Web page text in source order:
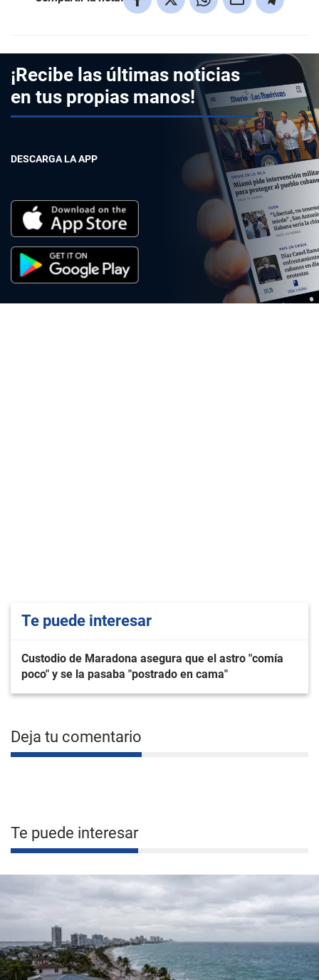
¡Recibe las últimas noticias
en tus propias manos!
DESCARGA LA APP
Te puede interesar
Custodio de Maradona asegura que el astro "comía
poco" y se la pasaba "postrado en cama"
Deja tu comentario
Te puede interesar